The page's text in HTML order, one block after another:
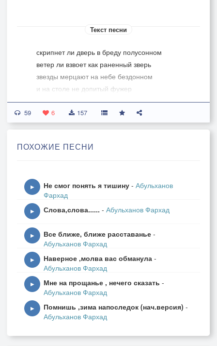
Текст песни
скрипнет ли дверь в бреду полусонном
ветер ли взвоет как раненный зверь
звезды мерцают на небе бездонном
и на столе не допитый фужер
и на столе не допитый фужер
неровный свет свечи, вино бросает блики
осадком на душе остался след надежды
наполовину пуст фужер или наполовину полон
какою мерой мерить и как тут рассудить
себя не убедить, себя не победить
разъедает сладкая отрава
душу мне ,уму наперекор
прощания слова, тоскливы в расставанье
в глазах твоих укор, в глазах твоих укор,
свет свечи играет гранями
59 6 157
ПОХОЖИЕ ПЕСНИ
▶ Не смог понять я тишину - Абульханов
Фархад
▶ Слова,слова...... - Абульханов Фархад
▶ Все ближе, ближе расставанье -
Абульханов Фархад
▶ Наверное ,молва вас обманула -
Абульханов Фархад
▶ Мне на прощанье , нечего сказать -
Абульханов Фархад
▶ Помнишь ,зима напоследок (нач.версия) -
Абульханов Фархад